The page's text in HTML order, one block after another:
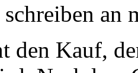
schreiben
den Kauf,